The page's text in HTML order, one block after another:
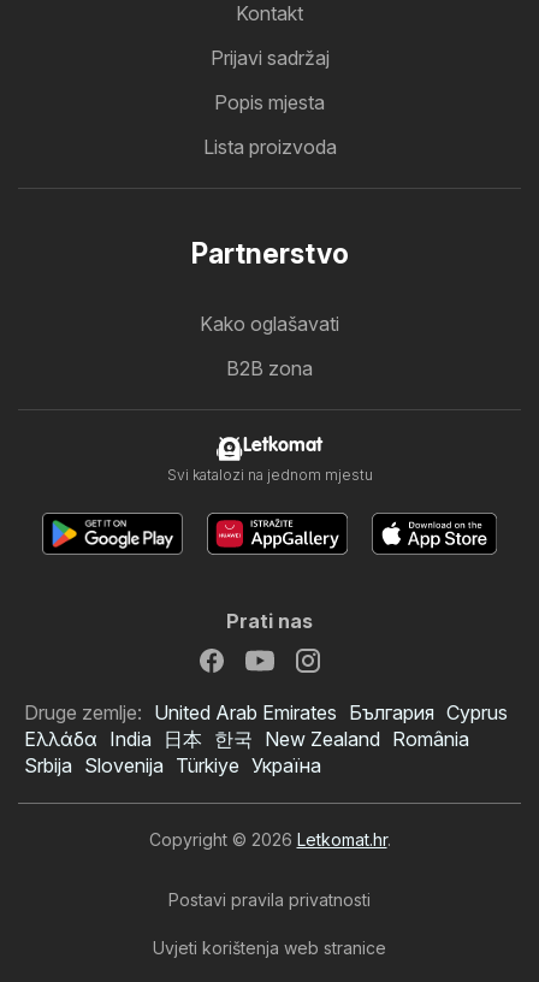
Kontakt
Prijavi sadržaj
Popis mjesta
Lista proizvoda
Partnerstvo
Kako oglašavati
B2B zona
Letkomat
Svi katalozi na jednom mjestu
Prati nas
Druge zemlje: United Arab Emirates България Cyprus
Ελλάδα India 日本 한국 New Zealand România
Srbija Slovenija Türkiye Україна
Copyright © 2026 Letkomat.hr.
Postavi pravila privatnosti
Uvjeti korištenja web stranice